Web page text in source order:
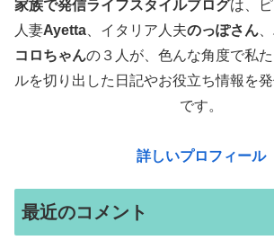
家族で発信ライフスタイルブログは、
人妻Ayetta 、イタリア人夫のっぽさん
コロちゃんの３人が、色んな角度で私
ルを切り出した日記やお役立ち情報を
です。
詳しいプロフィール
最近のコメント